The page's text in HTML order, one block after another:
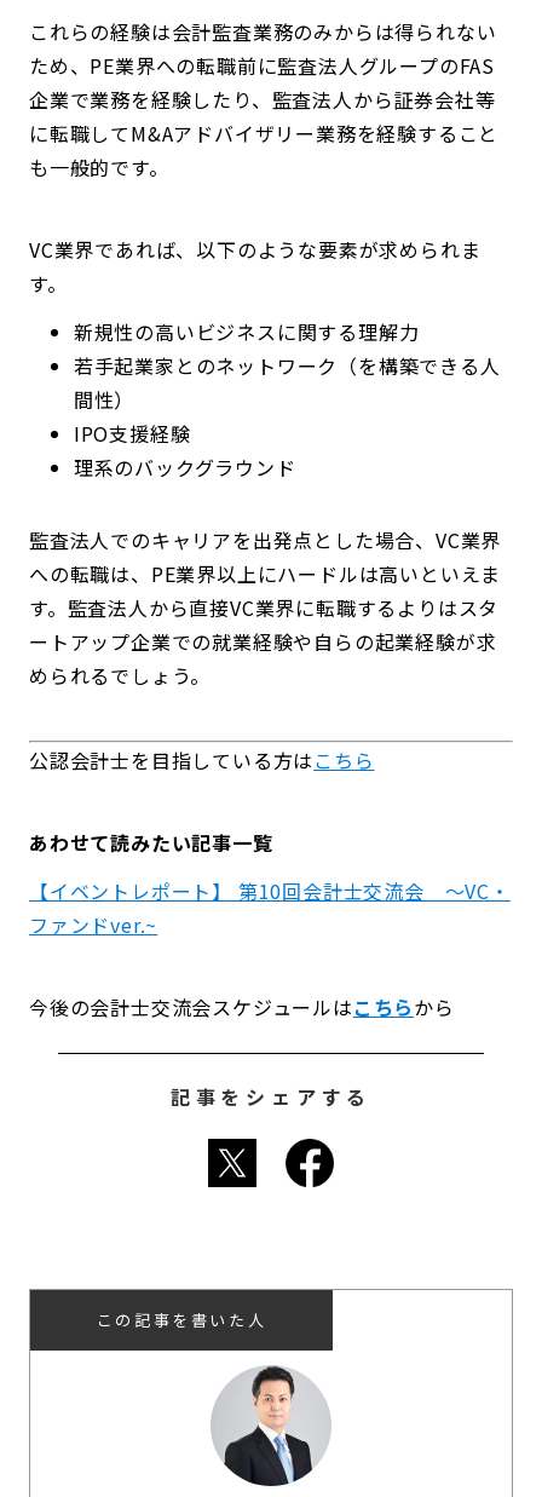
これらの経験は会計監査業務のみからは得られない
ため、PE業界への転職前に監査法人グループのFAS
企業で業務を経験したり、監査法人から証券会社等
に転職してM&Aアドバイザリー業務を経験すること
も一般的です。
VC業界であれば、以下のような要素が求められま
す。
新規性の高いビジネスに関する理解力
若手起業家とのネットワーク（を構築できる人
間性）
IPO支援経験
理系のバックグラウンド
監査法人でのキャリアを出発点とした場合、VC業界
への転職は、PE業界以上にハードルは高いといえま
す。監査法人から直接VC業界に転職するよりはスタ
ートアップ企業での就業経験や自らの起業経験が求
められるでしょう。
公認会計士を目指している方はこちら
あわせて読みたい記事一覧
【イベントレポート】 第10回会計士交流会 ～VC・
ファンドver.~
今後の会計士交流会スケジュールはこちらから
記事をシェアする
この記事を書いた人